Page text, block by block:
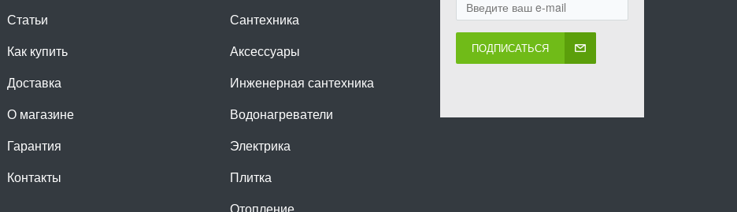
Статьи
Как купить
Доставка
О магазине
Гарантия
Контакты
Сантехника
Аксессуары
Инженерная сантехника
Водонагреватели
Электрика
Плитка
ПОДПИСАТЬСЯ